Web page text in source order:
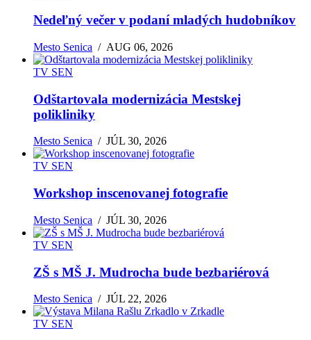
Nedeľný večer v podaní mladých hudobníkov
Mesto Senica /AUG 06, 2026
TV SEN
Odštartovala modernizácia Mestskej
polikliniky
Mesto Senica /JÚL 30, 2026
TV SEN
Workshop inscenovanej fotografie
Mesto Senica /JÚL 30, 2026
TV SEN
ZŠ s MŠ J. Mudrocha bude bezbariérová
Mesto Senica /JÚL 22, 2026
TV SEN